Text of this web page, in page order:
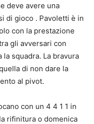
deve avere una
di gioco . Pavoletti è in
con la prestazione
gli avversari con
squadra. La bravura
di non dare la
al pivot.
con un 4 4 1 1 in
rifinitura o domenica